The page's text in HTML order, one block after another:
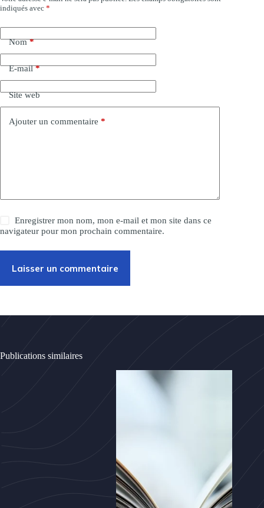
indiqués avec *
Nom*
E-mail*
Site web
Ajouter un commentaire *
Enregistrer mon nom, mon e-mail et mon site dans ce
navigateur pour mon prochain commentaire.
Laisser un commentaire
l
r
n
a
v
e
Publications similaires